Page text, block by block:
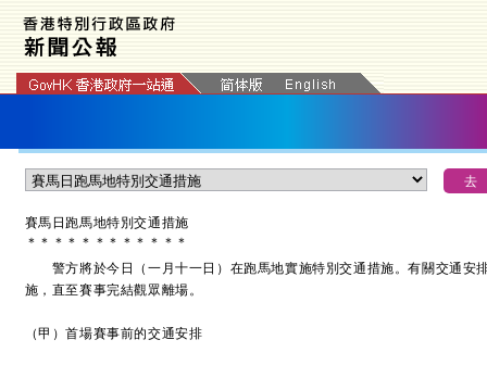
賽馬日跑馬地特別交通措施
＊ ＊ ＊ ＊ ＊ ＊ ＊ ＊ ＊ ＊ ＊ ＊
警方將於今日（一月十一日）在跑馬地實施特別交通措施。有關交通安
施，直至賽事完結觀眾離場。
（甲）首場賽事前的交通安排